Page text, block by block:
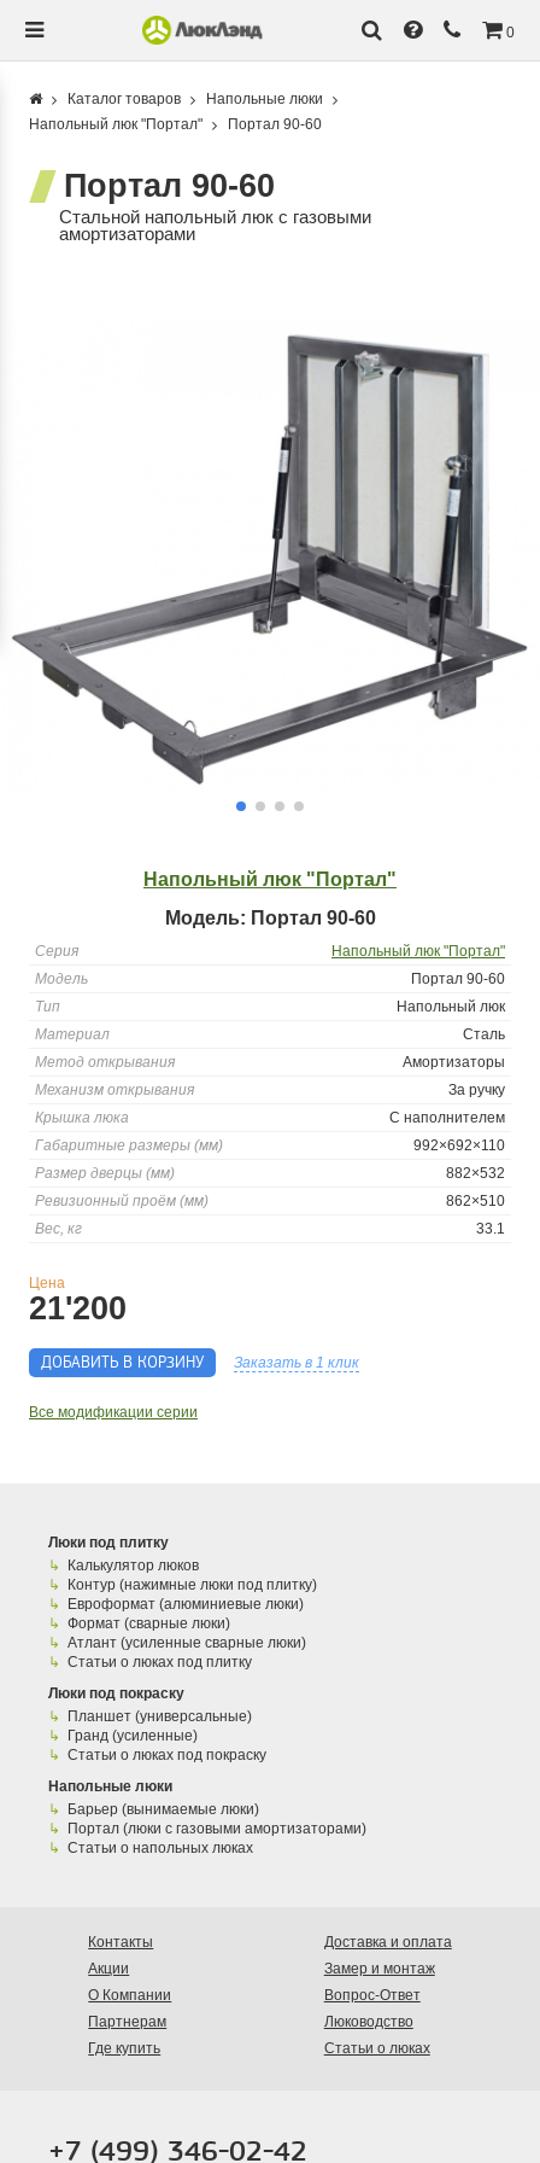
0
Каталог товаров
Напольные люки
Напольный люк "Портал"
Портал 90-60
Портал 90-60
Стальной напольный люк с газовыми
амортизаторами
Напольный люк "Портал"
Модель: Портал 90-60
Серия
Напольный люк "Портал"
Модель
Портал 90-60
Тип
Напольный люк
Материал
Сталь
Метод открывания
Амортизаторы
Механизм открывания
За ручку
Крышка люка
С наполнителем
Габаритные размеры (мм)
992×692×110
Размер дверцы (мм)
882×532
Ревизионный проём (мм)
862×510
Вес, кг
33.1
Цена
21'200
ДОБАВИТЬ В КОРЗИНУ Заказать в 1 клик
Все модификации серии
Люки под плитку
Калькулятор люков
Контур (нажимные люки под плитку)
Евроформат (алюминиевые люки)
Формат (сварные люки)
Атлант (усиленные сварные люки)
Статьи о люках под плитку
Люки под покраску
Планшет (универсальные)
Гранд (усиленные)
Статьи о люках под покраску
Напольные люки
Барьер (вынимаемые люки)
Портал (люки с газовыми амортизаторами)
Статьи о напольных люках
Контакты
Акции
О Компании
Партнерам
Где купить
Доставка и оплата
Замер и монтаж
Вопрос-Ответ
Люководство
Статьи о люках
+7 (499) 346-02-42